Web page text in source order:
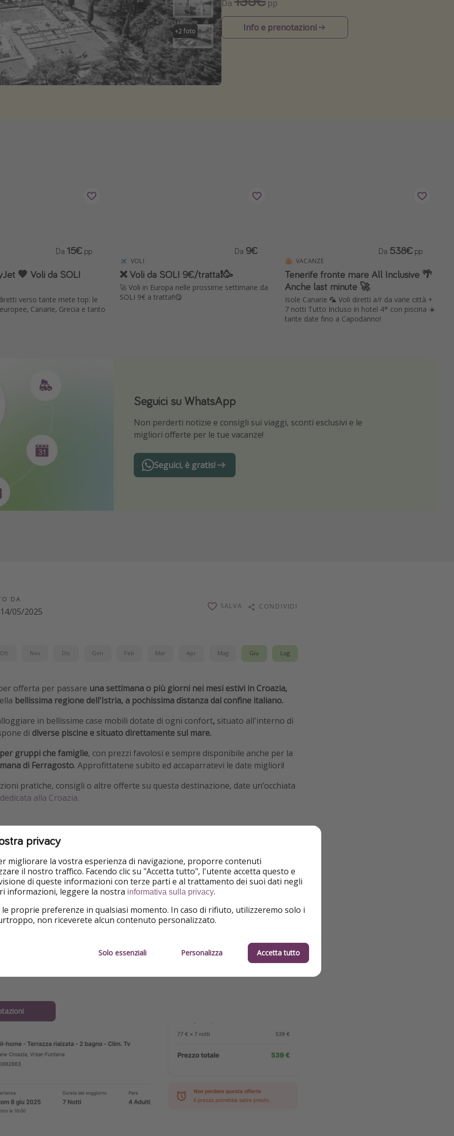
+2foto
Da pp
Info e prenotazioni
🧡 Voli da SOLI
verso tante mete top: le
Canarie, Grecia e tanto
Da 15€ pp
VOLI
❌ Voli da SOLI 9€/tratta❗️🥳
🚀 Voli in Europa nelle prossime settimane da
SOLI 9€ a tratta!!😋
Da 9€
VACANZE
Tenerife fronte mare All Inclusive 🌴
Anche last minute 🚀
Isole Canarie 🦜 Voli diretti a/r da varie città +
7 notti Tutto Incluso in hotel 4* con piscina ☀️
tante date fino a Capodanno!
Da 538€ pp
Seguici su WhatsApp
Non perderti notizie e consigli sui viaggi, sconti esclusivi e le
migliori offerte per le tue vacanze!
Seguici, è gratis!
Scarica la nostra App
Sii il primo a conoscere le migliori offerte di viaggio
DA
14/05/2025
SALVA CONDIVIDI
Ott Nov Dic Gen Feb Mar Apr Mag Giu Lug
offerta per passare una settimana o più giorni nei mesi estivi in Croazia,
bellissima regione dell'Istria, a pochissima distanza dal confine italiano.
in bellissime case mobili dotate di ogni confort, situato all'interno di
di diverse piscine e situato direttamente sul mare.
gruppi che famiglie, con prezzi favolosi e sempre disponibile anche per la
di Ferragosto. Approfittatene subito ed accaparratevi le date migliori!
pratiche, consigli o altre offerte su questa destinazione, date un’occhiata
alla Croazia.
Ideale per famiglie Piscina
privacy
migliorare la vostra esperienza di navigazione, proporre contenuti
il nostro traffico. Facendo clic su "Accetta tutto", l'utente accetta questo e
di queste informazioni con terze parti e al trattamento dei suoi dati negli
informazioni, leggere la nostra informativa sulla privacy.
le proprie preferenze in qualsiasi momento. In caso di rifiuto, utilizzeremo solo i
non riceverete alcun contenuto personalizzato.
Solo essenziali Personalizza Accetta tutto